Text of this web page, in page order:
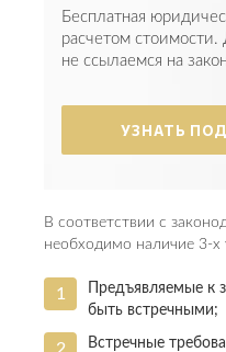
Бесплатная
расчетом стоимости.
не ссылаемся на
УЗНАТЬ
В соответствии с
необходимо наличие 3-х
Предъявляемые к
быть встречными;
Встречные